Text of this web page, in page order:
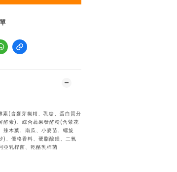
(含麥芽糊精、乳糖、蛋白質分
酵素)、綜合蔬果發酵粉(含紫花
辣木葉、南瓜、小麥苗、螺旋
)、優格香料、硬脂酸鎂、二氧
亞乳桿菌、乾酪乳桿菌